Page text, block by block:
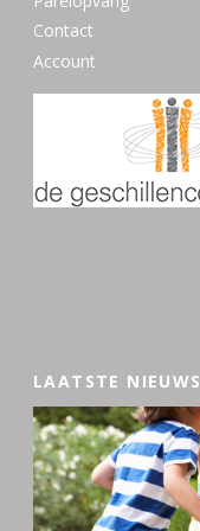
Contact
Account
LAATSTE NIEUWS